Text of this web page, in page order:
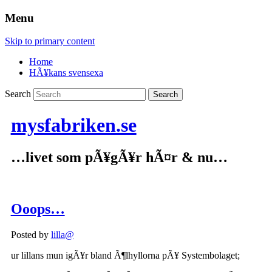
Menu
Skip to primary content
Home
HÃ¥kans svensexa
Search
mysfabriken.se
…livet som pÃ¥gÃ¥r hÃ¤r & nu…
Ooops…
Posted by lilla@
ur lillans mun igÃ¥r bland Ã¶lhyllorna pÃ¥ Systembolaget;